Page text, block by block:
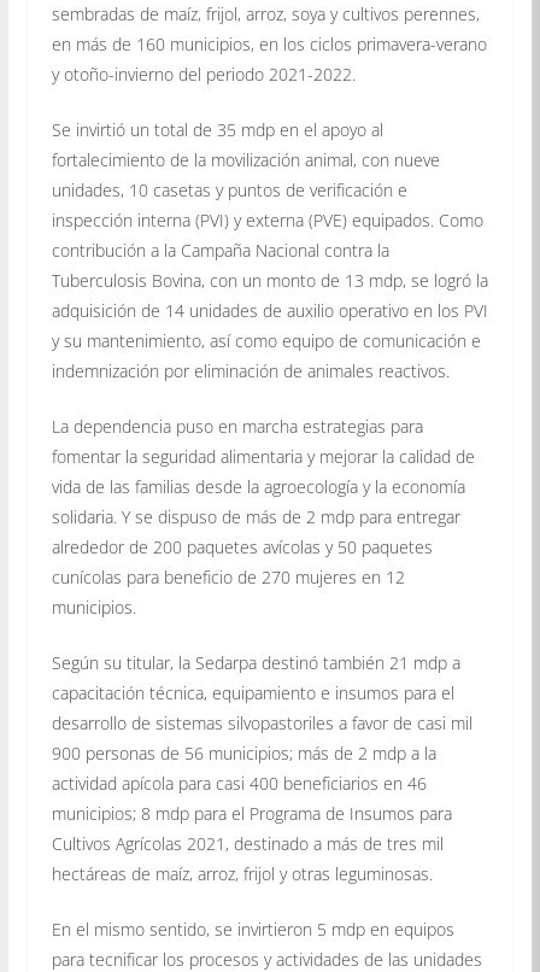
sembradas de maíz, frijol, arroz, soya y cultivos perennes,
en más de 160 municipios, en los ciclos primavera-verano
y otoño-invierno del periodo 2021-2022.
Se invirtió un total de 35 mdp en el apoyo al
fortalecimiento de la movilización animal, con nueve
unidades, 10 casetas y puntos de verificación e
inspección interna (PVI) y externa (PVE) equipados. Como
contribución a la Campaña Nacional contra la
Tuberculosis Bovina, con un monto de 13 mdp, se logró la
adquisición de 14 unidades de auxilio operativo en los PVI
y su mantenimiento, así como equipo de comunicación e
indemnización por eliminación de animales reactivos.
La dependencia puso en marcha estrategias para
fomentar la seguridad alimentaria y mejorar la calidad de
vida de las familias desde la agroecología y la economía
solidaria. Y se dispuso de más de 2 mdp para entregar
alrededor de 200 paquetes avícolas y 50 paquetes
cunícolas para beneficio de 270 mujeres en 12
municipios.
Según su titular, la Sedarpa destinó también 21 mdp a
capacitación técnica, equipamiento e insumos para el
desarrollo de sistemas silvopastoriles a favor de casi mil
900 personas de 56 municipios; más de 2 mdp a la
actividad apícola para casi 400 beneficiarios en 46
municipios; 8 mdp para el Programa de Insumos para
Cultivos Agrícolas 2021, destinado a más de tres mil
hectáreas de maíz, arroz, frijol y otras leguminosas.
En el mismo sentido, se invirtieron 5 mdp en equipos
para tecnificar los procesos y actividades de las unidades